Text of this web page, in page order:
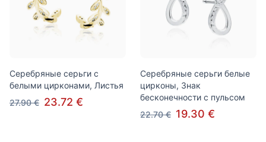
Серебряные серьги с
белыми цирконами, Листья
27.90 € 23.72 €
Серебряные серьги белые
цирконы, Знак
бесконечности с пульсом
22.70 € 19.30 €